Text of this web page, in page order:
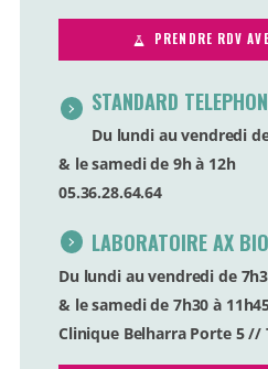
PRENDRE RDV
STANDARD
Du lundi au vendredi
& le samedi de 9h à 12h
05.36.28.64.64
LABORATOIRE AX
Du lundi au vendredi de
& le samedi de 7h30 à
Clinique Belharra Porte 5 //